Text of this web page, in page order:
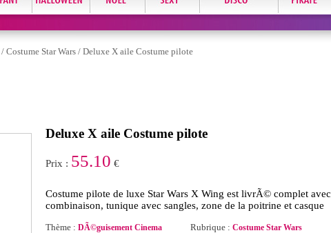
/ Costume Star Wars / Deluxe X aile Costume pilote
Deluxe X aile Costume pilote
Prix : 55.10 €
Costume pilote de luxe Star Wars X Wing est livrÃ© complet avec
combinaison, tunique avec sangles, zone de la poitrine et casque
Thème : DÃ©guisement Cinema Rubrique : Costume Star Wars